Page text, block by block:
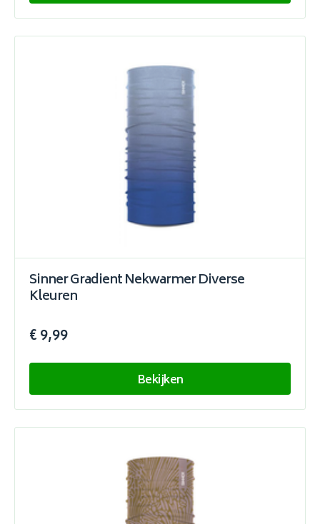
Sinner Gradient Nekwarmer Diverse
Kleuren
€ 9,99
Bekijken